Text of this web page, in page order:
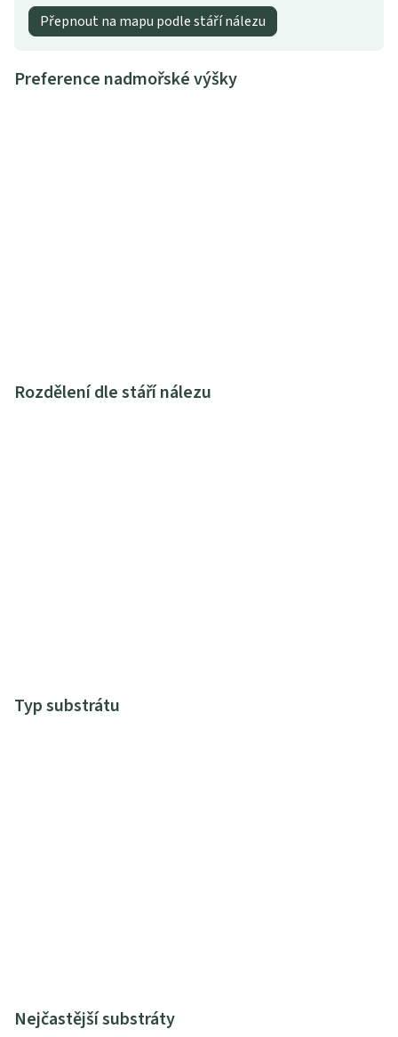
Přepnout na mapu podle stáří nálezu
Preference nadmořské výšky
Rozdělení dle stáří nálezu
Typ substrátu
Nejčastější substráty